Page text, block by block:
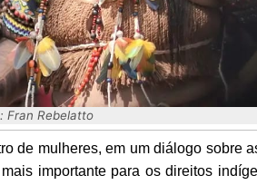
Fran Rebelatto
de mulheres, em um diálogo sobre
importante para os direitos